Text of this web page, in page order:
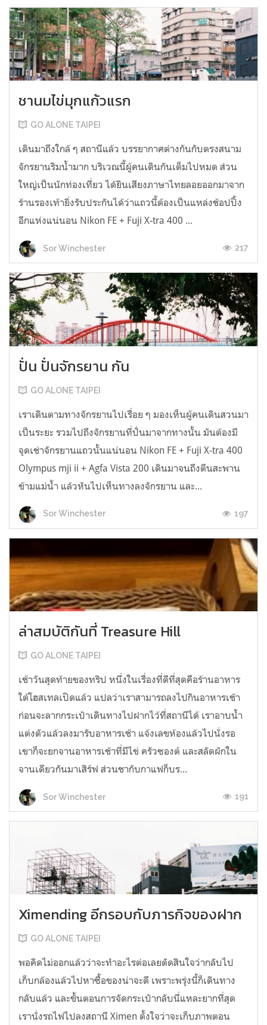
ชานมไข่มุกแก้วแรก
GO ALONE TAIPEI
เดินมาถึงใกล้ ๆ สถานีแล้ว บรรยากาศต่างกันกับตรงสนาม
จักรยานริมน้ำมาก บริเวณนี้ผู้คนเดินกันเต็มไปหมด ส่วน
ใหญ่เป็นนักท่องเที่ยว ได้ยินเสียงภาษาไทยลอยออกมาจาก
ร้านรองเท้ายิ่งรับประกันได้ว่าแถวนี้ต้องเป็นแหล่งช้อปปิ้ง
อีกแห่งแน่นอน Nikon FE + Fuji X-tra 400 ...
Sor Winchester 217
ปั่น ปั่นจักรยาน กัน
GO ALONE TAIPEI
เราเดินตามทางจักรยานไปเรื่อย ๆ มองเห็นผู้คนเดินสวนมา
เป็นระยะ รวมไปถึงจักรยานที่ปั่นมาจากทางนั้น มันต้องมี
จุดเช่าจักรยานแถวนั้นแน่นอน Nikon FE + Fuji X-tra 400
Olympus mji ii + Agfa Vista 200 เดินมาจนถึงตีนสะพาน
ข้ามแม่น้ำ แล้วหันไปเห็นทางลงจักรยาน และ...
Sor Winchester 197
ล่าสมบัติกันที่ Treasure Hill
GO ALONE TAIPEI
เช้าวันสุดท้ายของทริป หนึ่งในเรื่องที่ดีที่สุดคือร้านอาหาร
ใต้โฮสเทลเปิดแล้ว แปลว่าเราสามารถลงไปกินอาหารเช้า
ก่อนจะลากกระเป๋าเดินทางไปฝากไว้ที่สถานีได้ เราอาบน้ำ
แต่งตัวแล้วลงมารับอาหารเช้า แจ้งเลขห้องแล้วไปนั่งรอ
เขาก็จะยกจานอาหารเช้าที่มีไข่ ครัวซองต์ และสลัดผักใน
จานเดียวกันมาเสิร์ฟ ส่วนชากับกาแฟก็บร...
Sor Winchester 191
Ximending อีกรอบกับภารกิจของฝาก
GO ALONE TAIPEI
พอคิดไม่ออกแล้วว่าจะทำอะไรต่อเลยตัดสินใจว่ากลับไป
เก็บกล้องแล้วไปหาซื้อของน่าจะดี เพราะพรุ่งนี้ก็เดินทาง
กลับแล้ว และขั้นตอนการจัดกระเป๋ากลับนี่แหละยากที่สุด
เรานั่งรถไฟไปลงสถานี Ximen ตั้งใจว่าจะเก็บภาพตอน